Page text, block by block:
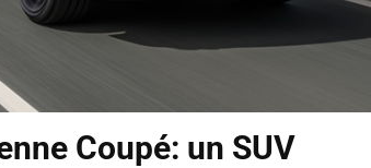
Coupé: un SUV